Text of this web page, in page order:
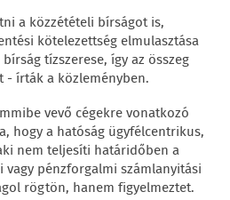
a közzétételi bírságot is,
kötelezettség elmulasztása
tízszerese, így az összeg
írták a közleményben.
vevő cégekre vonatkozó
hogy a hatóság ügyfélcentrikus,
nem teljesíti határidőben a
pénzforgalmi számlanyitási
rögtön, hanem figyelmeztet.